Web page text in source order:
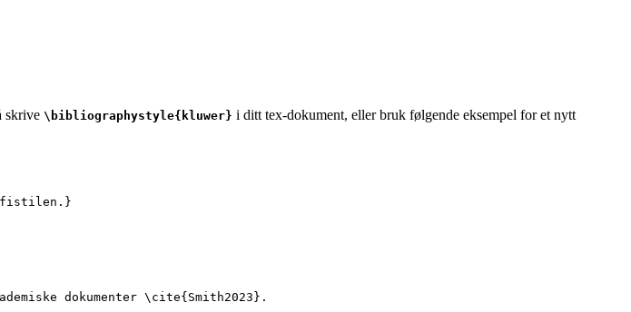
skrive \bibliographystyle{kluwer} i ditt tex-dokument, eller bruk følgende eksempel for et nytt
dokumenter \cite{ Smith2023 }.